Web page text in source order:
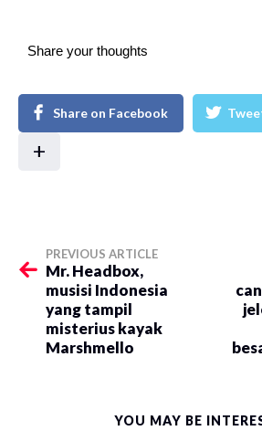
Share your thoughts
Share on Facebook
+
PREVIOUS ARTICLE
Mr. Headbox,
musisi Indonesia
yang tampil
misterius kayak
Marshmello
YOU MAY BE